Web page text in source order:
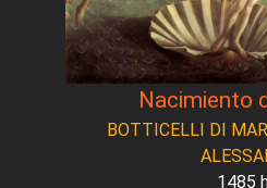
Nacimiento
BOTTICELLI DI
1485